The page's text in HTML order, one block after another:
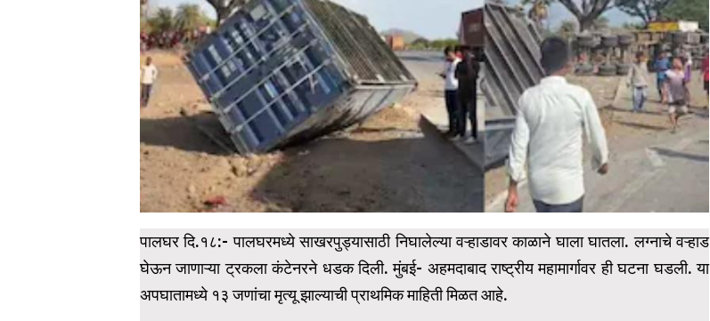
पालघर दि.१८:- पालघरमध्ये साखरपुड्यासाठी निघालेल्या वऱ्हाडावर काळाने घाला घातला. लग्नाचे वऱ्हाड
घेऊन जाणाऱ्या ट्रकला कंटेनरने धडक दिली. मुंबई- अहमदाबाद राष्ट्रीय महामार्गावर ही घटना घडली. या
अपघातामध्ये १३ जणांचा मृत्यू झाल्याची प्राथमिक माहिती मिळत आहे.